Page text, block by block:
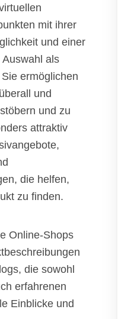
mit ihrer
und einer
als
ermöglichen
und
und zu
attraktiv
die helfen,
zu finden.
Online-Shops
die sowohl
erfahrenen
Einblicke und